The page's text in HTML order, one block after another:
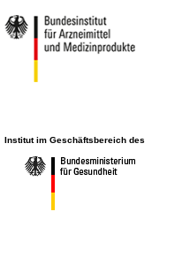
Institut im Geschäftsbereich des